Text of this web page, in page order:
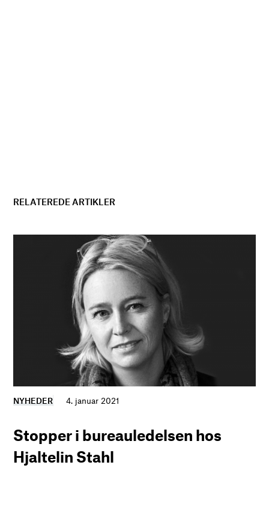
RELATEREDE ARTIKLER
NYHEDER 4. januar 2021
Stopper i bureauledelsen hos
Hjaltelin Stahl